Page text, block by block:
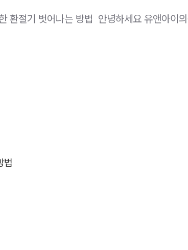
환절기 벗어나는 방법 ​ 안녕하세요 유앤아이
법